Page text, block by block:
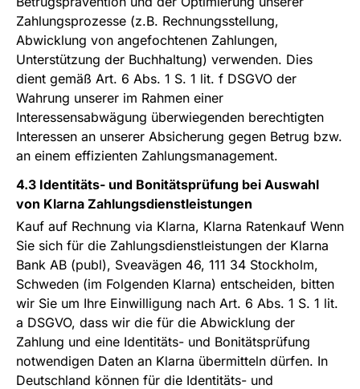
Zahlungsprozesse (z.B. Rechnungsstellung,
Abwicklung von angefochtenen Zahlungen,
Unterstützung der Buchhaltung) verwenden. Dies
dient gemäß Art. 6 Abs. 1 S. 1 lit. f DSGVO der
Wahrung unserer im Rahmen einer
Interessensabwägung überwiegenden berechtigten
Interessen an unserer Absicherung gegen Betrug bzw.
an einem effizienten Zahlungsmanagement.
4.3 Identitäts- und Bonitätsprüfung bei Auswahl
von Klarna Zahlungsdienstleistungen
Kauf auf Rechnung via Klarna, Klarna Ratenkauf Wenn
Sie sich für die Zahlungsdienstleistungen der Klarna
Bank AB (publ), Sveavägen 46, 111 34 Stockholm,
Schweden (im Folgenden Klarna) entscheiden, bitten
wir Sie um Ihre Einwilligung nach Art. 6 Abs. 1 S. 1 lit.
a DSGVO, dass wir die für die Abwicklung der
Zahlung und eine Identitäts- und Bonitätsprüfung
notwendigen Daten an Klarna übermitteln dürfen. In
Deutschland können für die Identitäts- und